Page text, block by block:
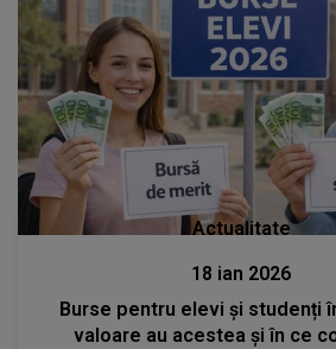
Actualitate
18 ian 2026
Burse pentru elevi și studenți
valoare au acestea și în ce